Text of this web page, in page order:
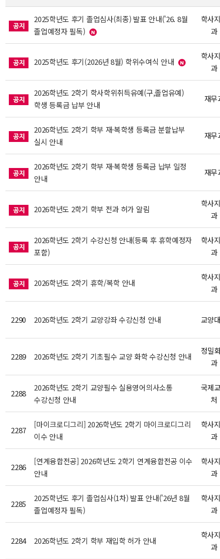
2025학년도 후기 졸업심사(최종) 발표 안내('26. 8월
졸업예정자 필독)
학사
과
2025학년도 후기(2026년 8월) 학위수여식 안내
학사
과
2026학년도 2학기 학사학위취득유예(구,졸업유예)
학생 등록금 납부 안내
재무
2026학년도 2학기 학부 재·복학생 등록금 분할납부
실시 안내
재무
2026학년도 2학기 학부 재·복학생 등록금 납부 일정
안내
재무
2026학년도 2학기 학부 전과 허가 알림
학사
과
2026학년도 2학기 수강신청 안내(등록 후 휴학예정자
포함)
학사
과
2026학년도 2학기 휴학/복학 안내
학사
과
2290 2026학년도 2학기 교양강좌 수강신청 안내 교양
2289 2026학년도 2학기 기초필수 교양 화학 수강신청 안내
정밀
과
2288
2026학년도 2학기 교양필수 실용영어의사소통
수강신청 안내
국제
처
2287
[마이크로디그리] 2026학년도 2학기 마이크로디그리
이수 안내
학사
과
2286
[연계융합전공] 2026학년도 2학기 연계융합전공 이수
안내
학사
과
2285
2025학년도 후기 졸업심사(1차) 발표 안내('26년 8월
졸업예정자 필독)
학사
과
2284 2026학년도 2학기 학부 재입학 허가 안내
학사
과